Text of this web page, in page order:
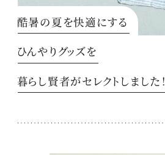
酷暑の夏を快適にする
ひんやりグッズを
暮らし賢者がセレクトしました！